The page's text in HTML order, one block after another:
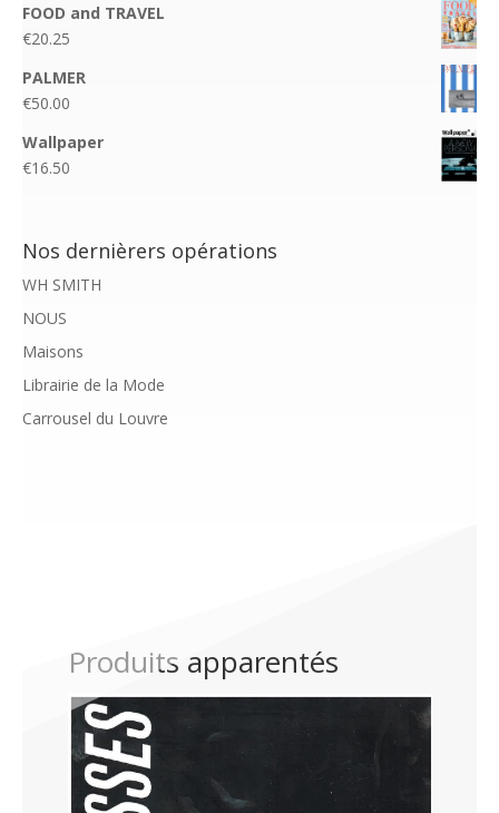
FOOD and TRAVEL
€20.25
PALMER
€50.00
Wallpaper
€16.50
Nos dernièrers opérations
WH SMITH
NOUS
Maisons
Librairie de la Mode
Carrousel du Louvre
Produits apparentés